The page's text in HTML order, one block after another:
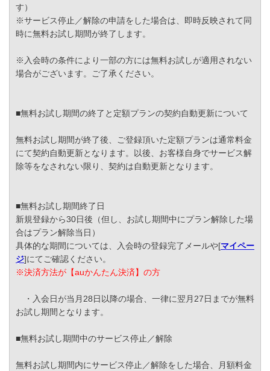
す）
※サービス停止／解除の申請をした場合は、即時反映されて同
時に無料お試し期間が終了します。
※入会時の条件により一部の方には無料お試しが適用されない
場合がございます。ご了承ください。
■無料お試し期間の終了と定額プランの契約自動更新について
無料お試し期間が終了後、ご登録頂いた定額プランは通常料金
にて契約自動更新となります。以後、お客様自身でサービス解
除等をなされない限り、契約は自動更新となります。
■無料お試し期間終了日
新規登録から30日後（但し、お試し期間中にプラン解除した場
合はプラン解除当日）
具体的な期間については、入会時の登録完了メールや[マイペー
ジ]にてご確認ください。
※決済方法が【auかんたん決済】の方
・入会日が当月28日以降の場合、一律に翌月27日までが無料
お試し期間となります。
■無料お試し期間中のサービス停止／解除
無料お試し期間内にサービス停止／解除をした場合、月額料金